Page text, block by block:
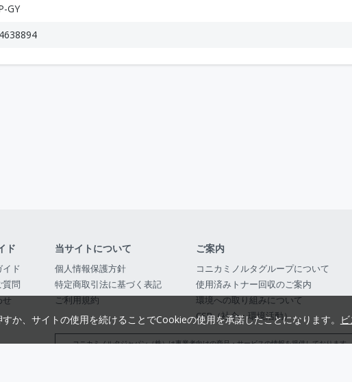
GY
ド
イド
質問
せ
当サイトについて
個人情報保護方針
特定商取引法に基づく表記
ご利用規約
ご案内
コニカミノルタグループについて
使用済みトナー回収のご案内
環境への取り組みについて
CSR（社会・環境活動）
コニカミノルタジャパン（株）は事業者向けの商品・サービスの情報を提供しております
か、サイトの使用を続けることでCookieの使用を承諾したことになります。